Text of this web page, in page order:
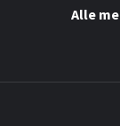
Alle